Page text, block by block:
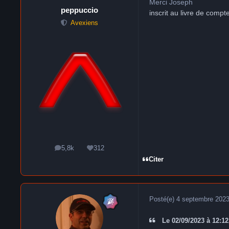
peppuccio
Avexiens
5,8k
messages312
Réputation
Merci Joseph
inscrit au livre de compte
Citer
Posté(e) 4 septembre 2023
Le 02/09/2023 à